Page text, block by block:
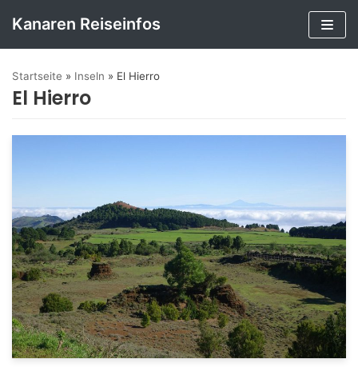
springen
Kanaren Reiseinfos
Startseite » Inseln » El Hierro
El Hierro